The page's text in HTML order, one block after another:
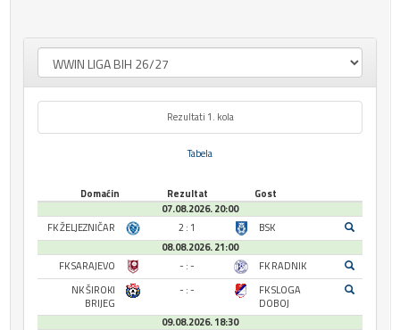
Rezultati 1. kola
Tabela
Domaćin Rezultat
Gost
07.08.2026. 20:00
FK ŽELJEZNIČAR
2 : 1
BSK
08.08.2026. 21:00
FK SARAJEVO
- : -
FK RADNIK
NK ŠIROKI
BRIJEG
- : -
FK SLOGA
DOBOJ
09.08.2026. 18:30